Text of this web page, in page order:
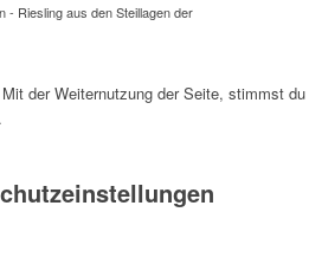
Riesling aus den Steillagen der
der Weiternutzung der Seite, stimmst du